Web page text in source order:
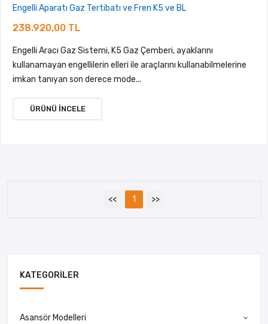
KATEGORILER
Asansör Modelleri
Engelli Aparatı Gaz Tertibatı ve Fren K5 ve BL
238.920,00 TL
Engelli Aracı Gaz Sistemi, K5 Gaz Çemberi, ayaklarını
kullanamayan engellilerin elleri ile araçlarını kullanabilmelerine
imkan tanıyan son derece mode...
ÜRÜNÜ İNCELE
<< 1 >>